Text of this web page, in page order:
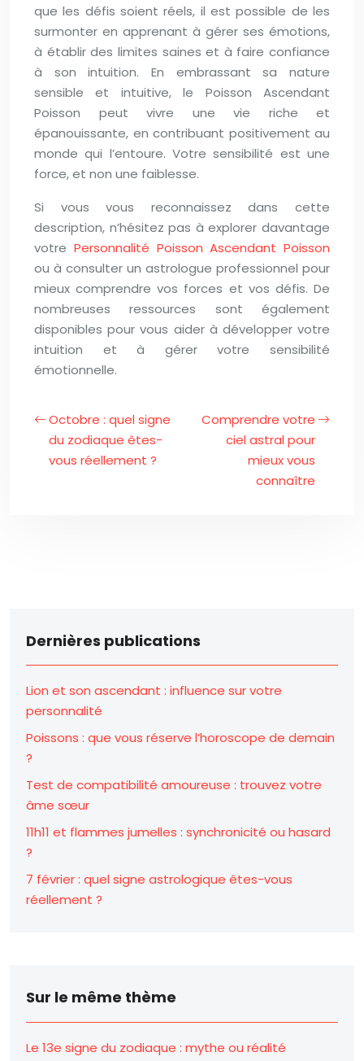
que les défis soient réels, il est possible de les
surmonter en apprenant à gérer ses émotions,
à établir des limites saines et à faire confiance
à son intuition. En embrassant sa nature
sensible et intuitive, le Poisson Ascendant
Poisson peut vivre une vie riche et
épanouissante, en contribuant positivement au
monde qui l’entoure. Votre sensibilité est une
force, et non une faiblesse.
Si vous vous reconnaissez dans cette
description, n’hésitez pas à explorer davantage
votre Personnalité Poisson Ascendant Poisson
ou à consulter un astrologue professionnel pour
mieux comprendre vos forces et vos défis. De
nombreuses ressources sont également
disponibles pour vous aider à développer votre
intuition et à gérer votre sensibilité
émotionnelle.
Octobre : quel signe
du zodiaque êtes-
vous réellement ?
Comprendre votre
ciel astral pour
mieux vous
connaître
Dernières publications
Lion et son ascendant : influence sur votre
personnalité
Poissons : que vous réserve l’horoscope de demain
?
Test de compatibilité amoureuse : trouvez votre
âme sœur
11h11 et flammes jumelles : synchronicité ou hasard
?
7 février : quel signe astrologique êtes-vous
réellement ?
Sur le même thème
Le 13e signe du zodiaque : mythe ou réalité